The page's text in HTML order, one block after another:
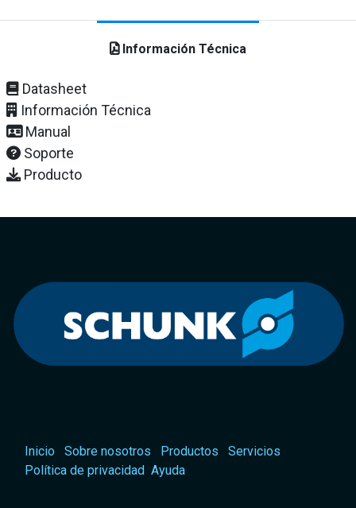
Información Técnica
Datasheet
Información Técnica
Manual
Soporte
Producto
Inicio Sobre nosotros Productos
Servicios
Política de privacidad Ayuda